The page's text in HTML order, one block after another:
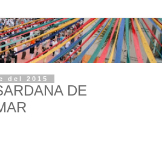
del 2015
DE